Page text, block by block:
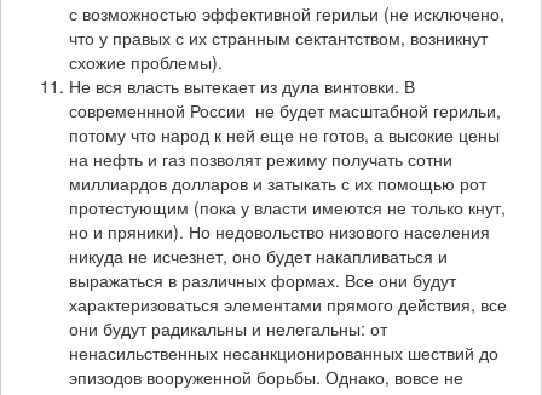
с возможностью эффективной герильи (не исключено,
что у правых с их странным сектантством, возникнут
схожие проблемы).
Не вся власть вытекает из дула винтовки. В
современнной России не будет масштабной герильи,
потому что народ к ней еще не готов, а высокие цены
на нефть и газ позволят режиму получать сотни
миллиардов долларов и затыкать с их помощью рот
протестующим (пока у власти имеются не только кнут,
но и пряники). Но недовольство низового населения
никуда не исчезнет, оно будет накапливаться и
выражаться в различных формах. Все они будут
характеризоваться элементами прямого действия, все
они будут радикальны и нелегальны: от
ненасильственных несанкционированных шествий до
эпизодов вооруженной борьбы. Однако, вовсе не